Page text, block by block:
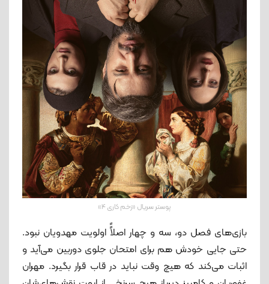
پوستر سریال «زخم کاری 4»
بازی‌های فصل دو، سه و چهار اصلاًً اولویت مهدویان نبود.
حتی جایی خودش هم برای امتحان جلوی دوربین می‌آید و
اثبات می‌کند که هیچ وقت نباید در قاب قرار بگیرد. مهران